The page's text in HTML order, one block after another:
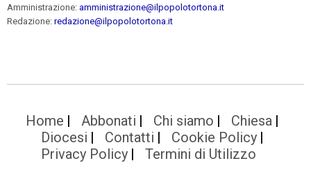
Amministrazione: amministrazione@ilpopolotortona.it
Redazione: redazione@ilpopolotortona.it
Home Abbonati Chi siamo
Chiesa
Diocesi
Contatti
Cookie Policy
Privacy Policy
Termini di Utilizzo